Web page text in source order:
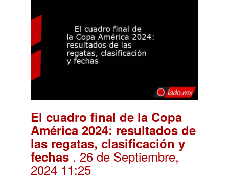
El cuadro final de la Copa
América 2024: resultados de
las regatas, clasificación y
fechas . 26 de Septiembre,
2024 11:25